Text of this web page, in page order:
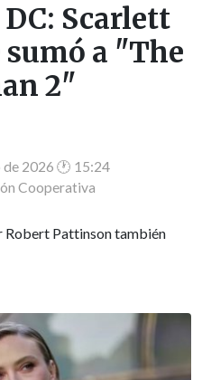
Scarlett
sumó a "The
2"
2026 🕐 15:24
Cooperativa
Robert Pattinson también